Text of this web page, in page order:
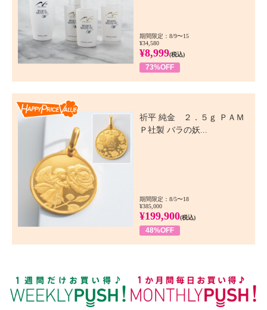
期間限定：8/9〜15
¥34,580
¥8,999(税込)
73%OFF
祈平 純金 ２．５ｇ ＰＡＭ
Ｐ社製 バラの妖...
期間限定：8/5〜18
¥385,000
¥199,900(税込)
48%OFF